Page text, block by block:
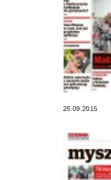
25.09.2015